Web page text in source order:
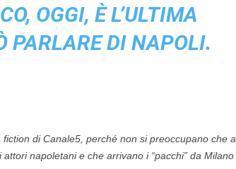
OGGI, È L’ULTIMA
PARLARE DI NAPOLI.
di Canale5, perché non si preoccupano che a
napoletani e che arrivano i “pacchi” da Milano